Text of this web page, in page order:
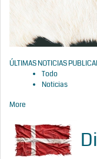
ÚLTIMAS NOTICIAS
Todo
Noticias
More